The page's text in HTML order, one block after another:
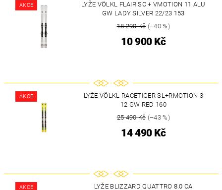
AKCE
LYŽE VÖLKL FLAIR SC + VMOTION 11 ALU
GW LADY SILVER 22/23 153
18 290 Kč(–40 %)
10 900 Kč
AKCE
LYŽE VÖLKL RACETIGER SL+RMOTION 3
12 GW RED 160
25 490 Kč(–43 %)
14 490 Kč
AKCE
LYŽE BLIZZARD QUATTRO 8.0 CA